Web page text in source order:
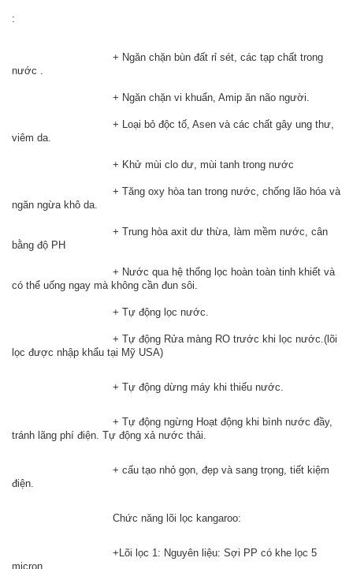
:
nước .
				+ Ngăn chặn vi khuẩn, Amip ăn não người.
viêm da.
				+ Khử mùi clo dư, mùi tanh trong nước
ngăn ngừa khô da.
bằng độ PH
có thể uống ngay mà không cần đun sôi.
				+ Tự động lọc nước.
lọc được nhập khẩu tại Mỹ USA)
				+ Tự động dừng máy khi thiếu nước.
tránh lãng phí điện. Tự động xả nước thải.
điện.
				Chức năng lõi lọc kangaroo:
micron